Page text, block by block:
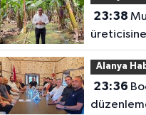
23:38 Muz
müjdesi
Alanya
23:36